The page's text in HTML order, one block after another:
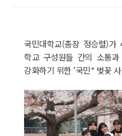
국민대학교(총장 정승렬)
학교 구성원들 간의 소통
강화하기 위한 ‘국민* 벚꽃